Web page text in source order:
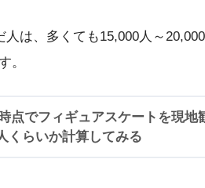
は、多くても15,000人～
。
点でフィギュアスケートを現地
くらいか計算してみる